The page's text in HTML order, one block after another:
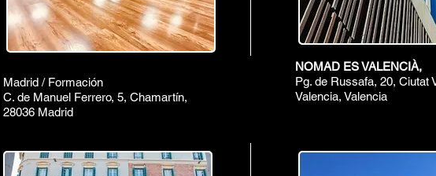
Madrid / Formación
C. de Manuel Ferrero, 5, Chamartín,
28036 Madrid
NOMAD ES VALENCIÀ,
Pg. de Russafa, 20, Ciutat
Valencia, Valencia